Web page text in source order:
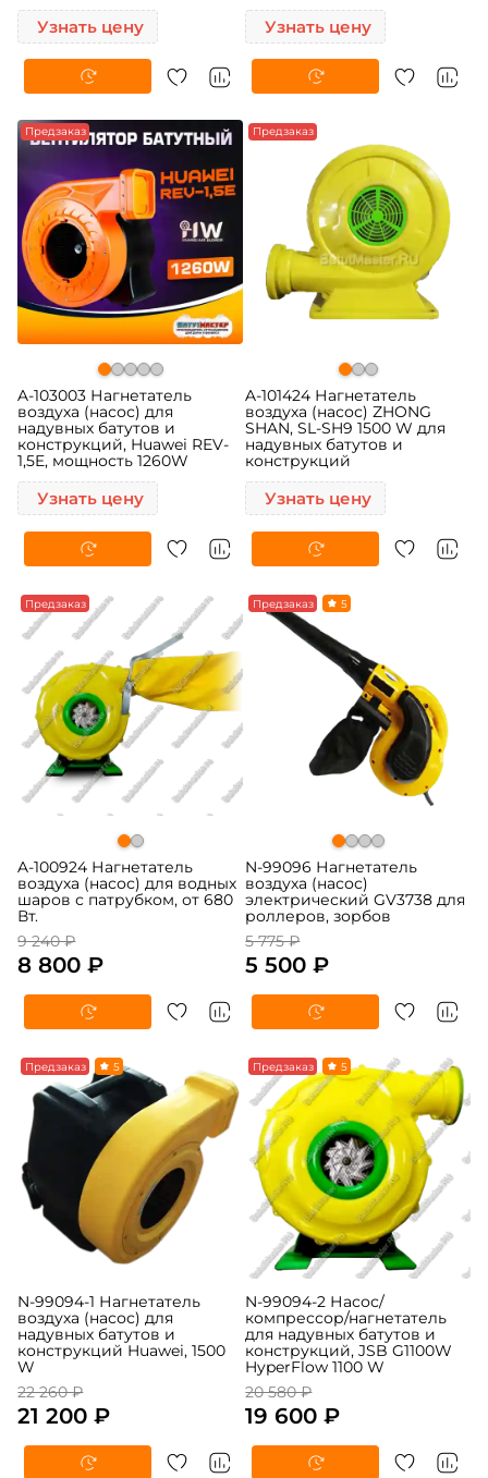
Узнать цену Узнать цену
Предзаказ
A-103003 Нагнетатель
воздуха (насос) для
надувных батутов и
конструкций, Huawei REV-
1,5E, мощность 1260W
Узнать цену
Предзаказ
A-101424 Нагнетатель
воздуха (насос) ZHONG
SHAN, SL-SH9 1500 W для
надувных батутов и
конструкций
Узнать цену
-5% Предзаказ
A-100924 Нагнетатель
воздуха (насос) для водных
шаров с патрубком, от 680
Вт.
9 240 ₽
8 800 ₽
-5% Предзаказ
N-99096 Нагнетатель
воздуха (насос)
электрический GV3738 для
роллеров, зорбов
5 775 ₽
5 500 ₽
-5% Предзаказ
N-99094-1 Нагнетатель
воздуха (насос) для
надувных батутов и
конструкций Huawei, 1500
W
22 260 ₽
21 200 ₽
-5% Предзаказ 5
N-99094-2 Насос/
компрессор/нагнетатель
для надувных батутов и
конструкций, JSB G1100W
HyperFlow 1100 W
20 580 ₽
19 600 ₽